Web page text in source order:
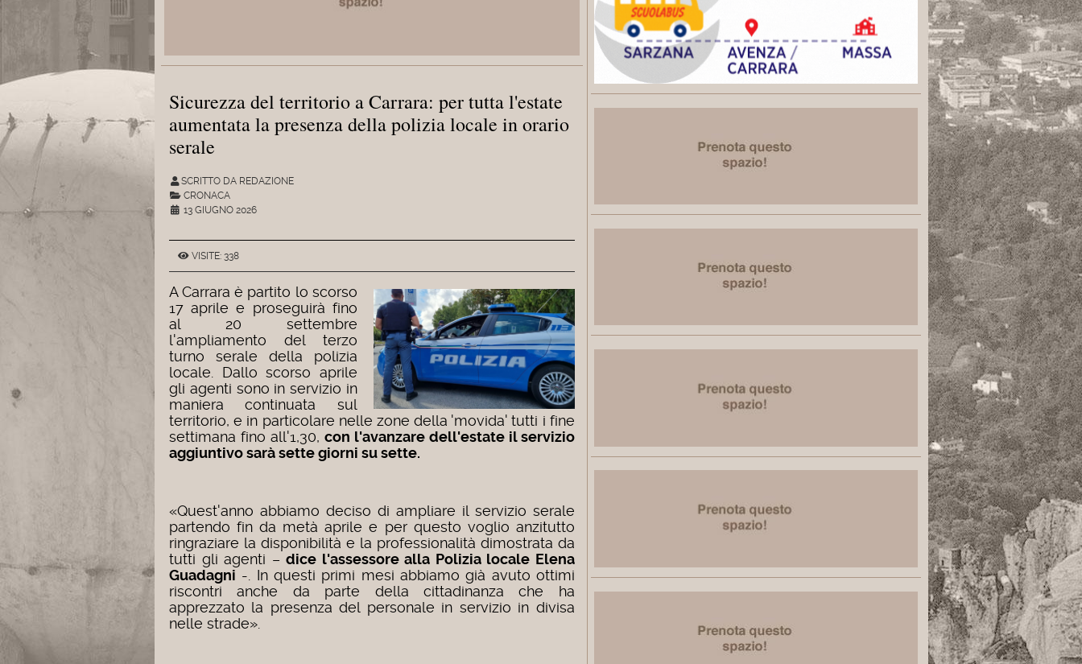
Sicurezza del territorio a Carrara: per tutta l'estate
aumentata la presenza della polizia locale in orario
serale
SCRITTO DA REDAZIONE
CRONACA
13 GIUGNO 2026
VISITE: 338
A Carrara è partito lo scorso
17 aprile e proseguirà fino
al 20 settembre
l'ampliamento del terzo
turno serale della polizia
locale. Dallo scorso aprile
gli agenti sono in servizio in
maniera continuata sul
territorio, e in particolare nelle zone della 'movida' tutti i fine
settimana fino all'1,30, con l'avanzare dell'estate il servizio
aggiuntivo sarà sette giorni su sette.
«Quest'anno abbiamo deciso di ampliare il servizio serale
partendo fin da metà aprile e per questo voglio anzitutto
ringraziare la disponibilità e la professionalità dimostrata da
tutti gli agenti –dice l'assessore alla Polizia locale Elena
Guadagni -. In questi primi mesi abbiamo già avuto ottimi
riscontri anche da parte della cittadinanza che ha
apprezzato la presenza del personale in servizio in divisa
nelle strade».